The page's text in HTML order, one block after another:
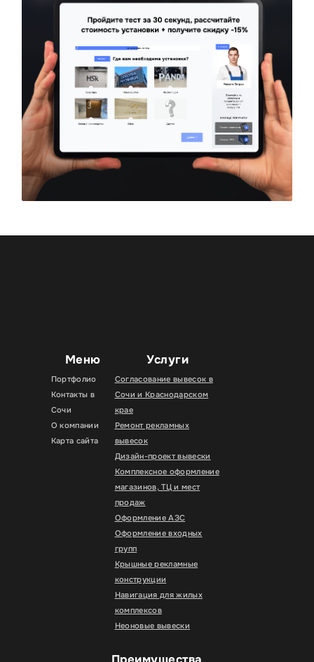
Меню
Портфолио
Контакты в
Сочи
О компании
Карта сайта
Услуги
Согласование вывесок в
Сочи и Краснодарском
крае
Ремонт рекламных
вывесок
Дизайн-проект вывески
Комплексное оформление
магазинов, ТЦ и мест
продаж
Оформление АЗС
Оформление входных
групп
Крышные рекламные
конструкции
Навигация для жилых
комплексов
Неоновые вывески